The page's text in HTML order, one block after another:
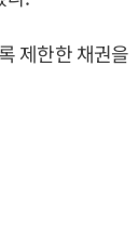
제한한 채권을